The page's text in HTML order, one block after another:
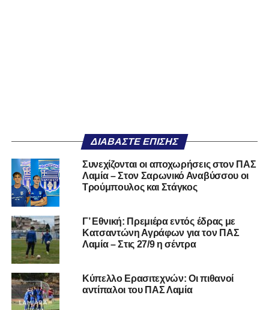
ΔΙΑΒΆΣΤΕ ΕΠΊΣΗΣ
Συνεχίζονται οι αποχωρήσεις στον ΠΑΣ
Λαμία – Στον Σαρωνικό Αναβύσσου οι
Τρούμπουλος και Στάγκος
Γ’ Εθνική: Πρεμιέρα εντός έδρας με
Κατσαντώνη Αγράφων για τον ΠΑΣ
Λαμία – Στις 27/9 η σέντρα
Κύπελλο Ερασιτεχνών: Οι πιθανοί
αντίπαλοι του ΠΑΣ Λαμία